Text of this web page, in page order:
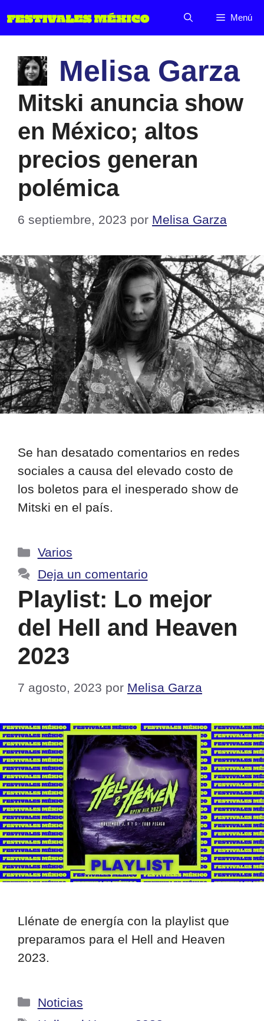
al
Menú
Melisa Garza
Mitski anuncia show
en México; altos
precios generan
polémica
6 septiembre, 2023 por Melisa Garza
Se han desatado comentarios en redes
sociales a causa del elevado costo de
los boletos para el inesperado show de
Mitski en el país.
Categorías
Varios
Deja un comentario
Playlist: Lo mejor
del Hell and Heaven
2023
7 agosto, 2023 por Melisa Garza
Llénate de energía con la playlist que
preparamos para el Hell and Heaven
2023.
Categorías
Noticias